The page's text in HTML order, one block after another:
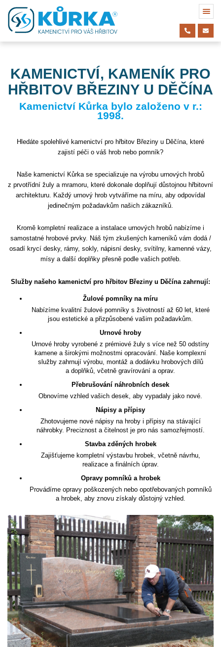
KAMENICTVÍ, KAMENÍK PRO
HŘBITOV BŘEZINY U DĚČÍNA
Kamenictví Kůrka bylo založeno v r.:
1998.
Hledáte spolehlivé kamenictví pro hřbitov Březiny u Děčína, které
zajistí péči o váš hrob nebo pomník?
Naše kamenictví Kůrka se specializuje na výrobu urnových hrobů
z prvotřídní žuly a mramoru, které dokonale doplňují důstojnou hřbitovní
architekturu. Každý urnový hrob vytváříme na míru, aby odpovídal
jedinečným požadavkům našich zákazníků.
Kromě kompletní realizace a instalace urnových hrobů nabízíme i
samostatné hrobové prvky. Náš tým zkušených kameníků vám dodá /
osadí krycí desky, rámy, sokly, nápisní desky, svítilny, kamenné vázy,
mísy a další doplňky přesně podle vašich potřeb.
Služby našeho kamenictví pro hřbitov Březiny u Děčína zahrnují:
Žulové pomníky na míru
Nabízíme kvalitní žulové pomníky s životností až 60 let, které
jsou estetické a přizpůsobené vašim požadavkům.
Urnové hroby
Urnové hroby vyrobené z prémiové žuly s více než 50 odstíny
kamene a širokými možnostmi opracování. Naše komplexní
služby zahrnují výrobu, montáž a dodávku hrobových dílů
a doplňků, včetně gravírování a oprav.
Přebrušování náhrobních desek
Obnovíme vzhled vašich desek, aby vypadaly jako nové.
Nápisy a přípisy
Zhotovujeme nové nápisy na hroby i přípisy na stávající
náhrobky. Preciznost a čitelnost je pro nás samozřejmostí.
Stavba zděných hrobek
Zajišťujeme kompletní výstavbu hrobek, včetně návrhu,
realizace a finálních úprav.
Opravy pomníků a hrobek
Provádíme opravy poškozených nebo opotřebovaných pomníků
a hrobek, aby znovu získaly důstojný vzhled.